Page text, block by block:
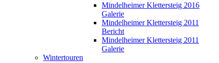
Mindelheimer Klettersteig 2016
Galerie
Mindelheimer Klettersteig 2011
Bericht
Mindelheimer Klettersteig 2011
Galerie
Wintertouren